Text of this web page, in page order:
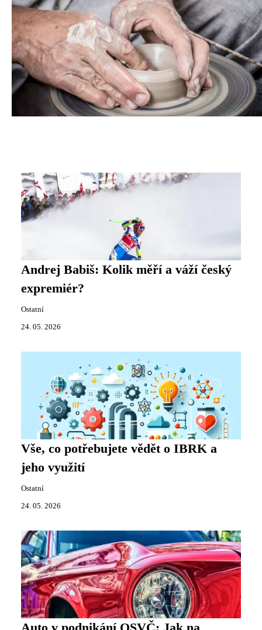
Andrej Babiš: Kolik měří a váží český
expremiér?
Ostatní
24. 05. 2026
Vše, co potřebujete vědět o IBRK a
jeho využití
Ostatní
24. 05. 2026